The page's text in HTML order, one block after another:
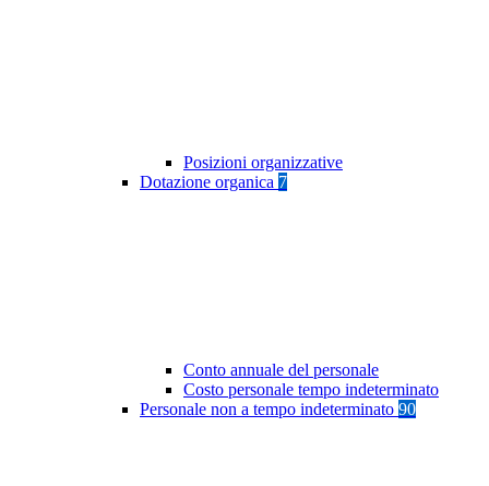
Posizioni organizzative
Dotazione organica 7
Conto annuale del personale
Costo personale tempo indeterminato
Personale non a tempo indeterminato 90